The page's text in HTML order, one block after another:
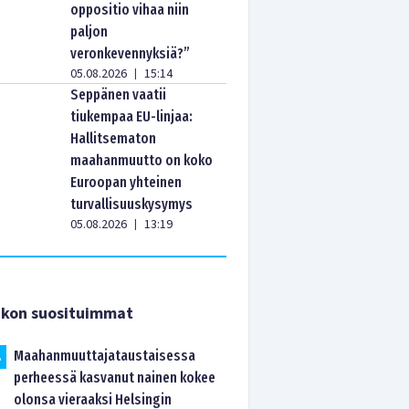
oppositio vihaa niin
paljon
veronkevennyksiä?”
05.08.2026 | 15:14
Seppänen vaatii
tiukempaa EU-linjaa:
Hallitsematon
maahanmuutto on koko
Euroopan yhteinen
turvallisuuskysymys
05.08.2026 | 13:19
suosituimmat
Maahanmuuttajataustaisessa
perheessä kasvanut nainen kokee
olonsa vieraaksi Helsingin